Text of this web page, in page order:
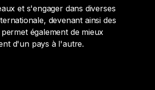
et s'engager dans diverses
devenant ainsi des
également de mieux
d'un pays à l'autre.